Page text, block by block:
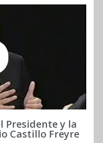
Presidente y la
Castillo Freyre